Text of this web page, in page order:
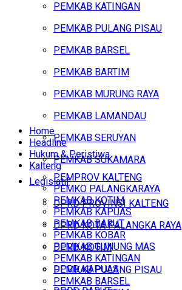
PEMKAB KATINGAN
PEMKAB PULANG PISAU
PEMKAB BARSEL
PEMKAB BARTIM
PEMKAB MURUNG RAYA
PEMKAB LAMANDAU
PEMKAB SERUYAN
PEMKAB SUKAMARA
Legislatif
DPRD PROVINSI KALTENG
DPRD KOTA PALANGKA RAYA
DPRD KOTIM
DPRD KAPUAS
Home
Headline
Hukum & Peristiwa
Kalteng
PEMPROV KALTENG
PEMKO PALANGKARAYA
PEMKAB KOTIM
PEMKAB KAPUAS
PEMKAB BARUT
PEMKAB KOBAR
PEMKAB GUNUNG MAS
PEMKAB KATINGAN
PEMKAB PULANG PISAU
PEMKAB BARSEL